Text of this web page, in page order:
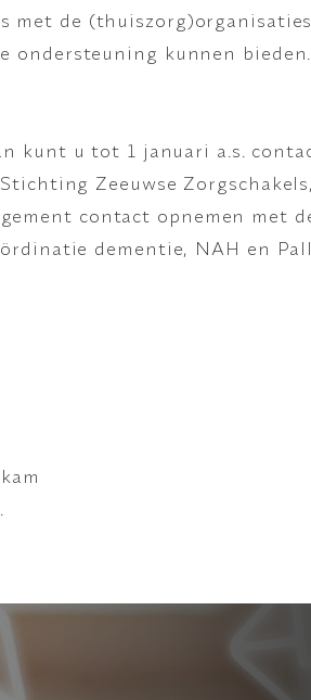
met de
ondersteuning kunnen bieden.
kunt u tot 1 januari a.s.
Zeeuwse
contact opnemen met
dementie, NAH en
Witkam